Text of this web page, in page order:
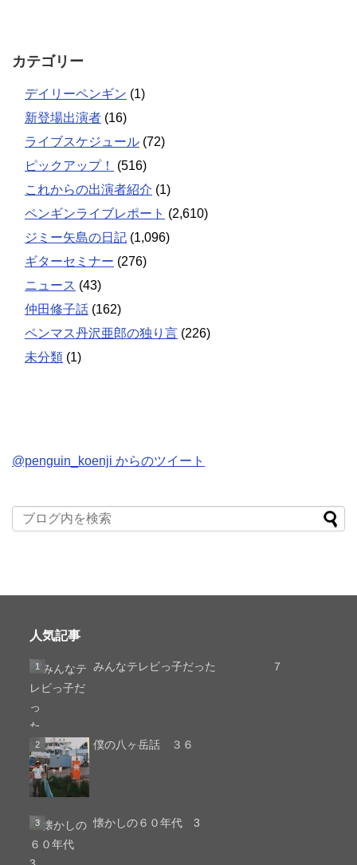
カテゴリー
デイリーペンギン (1)
新登場出演者 (16)
ライブスケジュール (72)
ピックアップ！
(516)
これからの出演者紹介 (1)
ペンギンライブレポート (2,610)
ジミー矢島の日記 (1,096)
ギターセミナー (276)
ニュース (43)
仲田修子話 (162)
ペンマス丹沢亜郎の独り言 (226)
未分類 (1)
@penguin_koenji からのツイート
人気記事
みんなテレビっ子だった ７
僕の八ヶ岳話 ３６
懐かしの６０年代 3